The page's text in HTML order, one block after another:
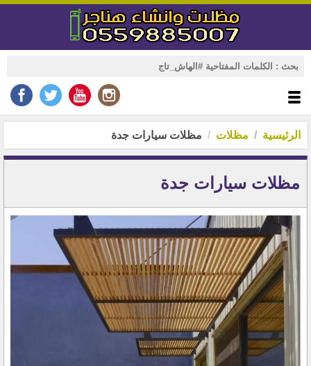
الرئيسية مظلات مظلات سيارات جدة
مظلات سيارات جدة